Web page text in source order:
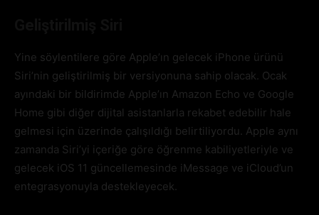
Yine söylentilere göre Apple’ın gelecek iPhone ürünü
Siri’nin geliştirilmiş bir versiyonuna sahip olacak. Ocak
ayındaki bir bildirimde Apple’ın Amazon Echo ve Google
Home gibi diğer dijital asistanlarla rekabet edebilir hale
gelmesi için üzerinde çalışıldığı belirtiliyordu. Apple aynı
zamanda Siri’yi içeriğe göre öğrenme kabiliyetleriyle ve
gelecek iOS 11 güncellemesinde iMessage ve iCloud’un
entegrasyonuyla destekleyecek.